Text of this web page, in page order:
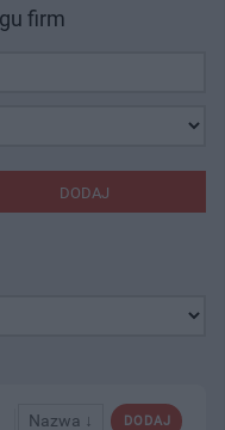
firm
DODAJ
DODAJ
Nazwa ↓